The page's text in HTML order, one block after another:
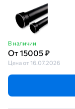
В наличии
От 15005 ₽
Цена от 16.07.2026